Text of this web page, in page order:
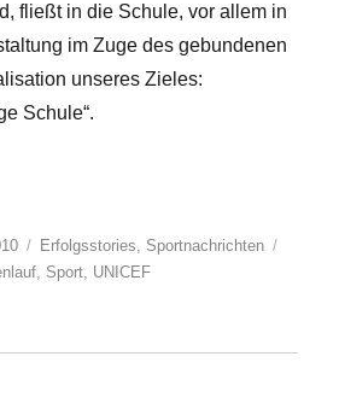
fließt in die Schule, vor allem in
im Zuge des gebundenen
unseres Zieles:
Schule“.
Kategorien
Erfolgsstories, Sportnachrichten
, Sport, UNICEF